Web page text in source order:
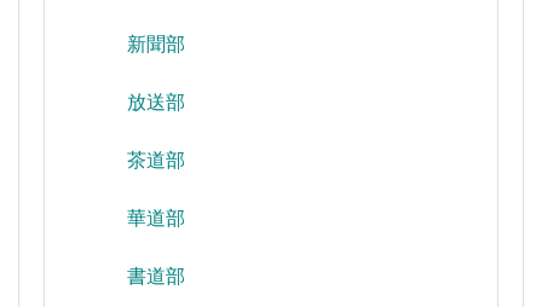
新聞部
放送部
茶道部
華道部
書道部